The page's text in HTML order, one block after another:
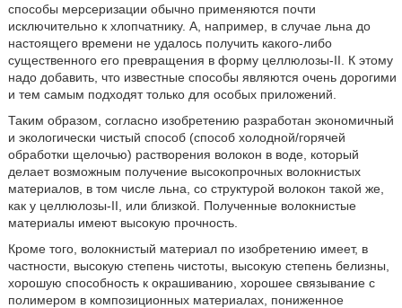
способы мерсеризации обычно применяются почти
исключительно к хлопчатнику. А, например, в случае льна до
настоящего времени не удалось получить какого-либо
существенного его превращения в форму целлюлозы-II. К этому
надо добавить, что известные способы являются очень дорогими
и тем самым подходят только для особых приложений.
Таким образом, согласно изобретению разработан экономичный
и экологически чистый способ (способ холодной/горячей
обработки щелочью) растворения волокон в воде, который
делает возможным получение высокопрочных волокнистых
материалов, в том числе льна, со структурой волокон такой же,
как у целлюлозы-II, или близкой. Полученные волокнистые
материалы имеют высокую прочность.
Кроме того, волокнистый материал по изобретению имеет, в
частности, высокую степень чистоты, высокую степень белизны,
хорошую способность к окрашиванию, хорошее связывание с
полимером в композиционных материалах, пониженное